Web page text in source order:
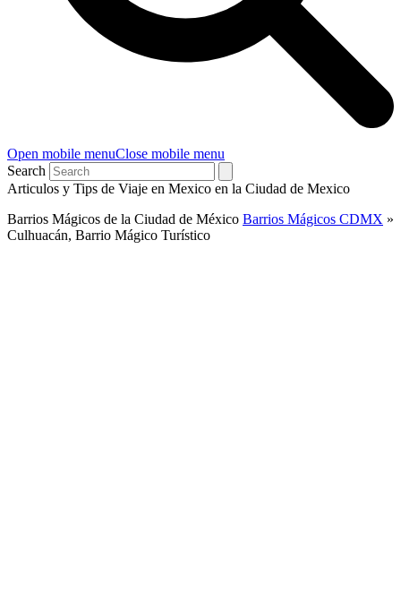
Open mobile menuClose mobile menu
Search
Articulos y Tips de Viaje en Mexico en la Ciudad de Mexico
Barrios Mágicos de la Ciudad de México Barrios Mágicos CDMX »
Culhuacán, Barrio Mágico Turístico